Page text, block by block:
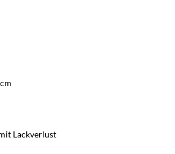
Lackverlust